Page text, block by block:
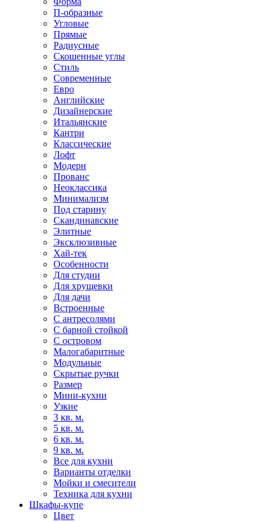
П-образные
Угловые
Прямые
Радиусные
Скошенные углы
Стиль
Современные
Евро
Английские
Дизайнерские
Итальянские
Кантри
Классические
Лофт
Модерн
Прованс
Неоклассика
Минимализм
Под старину
Скандинавские
Элитные
Эксклюзивные
Хай-тек
Особенности
Для студии
Для хрущевки
Для дачи
Встроенные
С антресолями
С барной стойкой
С островом
Малогабаритные
Модульные
Скрытые ручки
Размер
Мини-кухни
Узкие
3 кв. м.
5 кв. м.
6 кв. м.
9 кв. м.
Все для кухни
Варианты отделки
Мойки и смесители
Техника для кухни
Шкафы-купе
Цвет